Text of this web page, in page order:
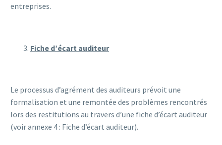
entreprises.
Fiche d’écart auditeur
Le processus d’agrément des auditeurs prévoit une
formalisation et une remontée des problèmes rencontrés
lors des restitutions au travers d’une fiche d’écart auditeur
(voir annexe 4 : Fiche d’écart auditeur).